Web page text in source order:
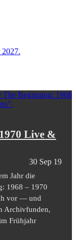
Live &
30 Sep 19
Jahr die
1968 – 1970
vor — und
Archivfunden,
Frühjahr